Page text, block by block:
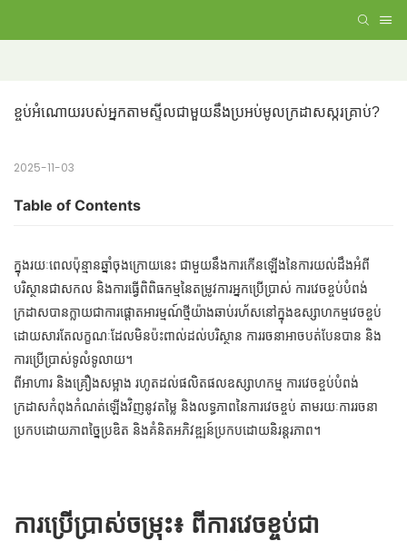
ខ្ចប់អំណោយរបស់អ្នកតាមស្ទីលជាមួយនឹងប្រអប់មូលក្រដាសស្ករគ្រាប់?
2025-11-03
Table of Contents
ក្នុងរយៈពេលប៉ុន្មានឆ្នាំចុងក្រោយនេះ ជាមួយនឹងការកើនឡើងនៃការយល់ដឹងអំពី
បរិស្ថានជាសកល និងការធ្វើពិពិធកម្មនៃតម្រូវការអ្នកប្រើប្រាស់ ការវេចខ្ចប់បំពង់
ក្រដាសបានក្លាយជាការផ្តោតអារម្មណ៍ថ្មីយ៉ាងឆាប់រហ័សនៅក្នុងឧស្សាហកម្មវេចខ្ចប់
ដោយសារតែលក្ខណៈដែលមិនប៉ះពាល់ដល់បរិស្ថាន ការរចនាអាចបត់បែនបាន និង
ការប្រើប្រាស់ទូលំទូលាយ។
ពីអាហារ និងគ្រឿងសម្អាង រហូតដល់ផលិតផលឧស្សាហកម្ម ការវេចខ្ចប់បំពង់
ក្រដាសកំពុងកំណត់ឡើងវិញនូវតម្លៃ និងលទ្ធភាពនៃការវេចខ្ចប់ តាមរយៈការរចនា
ប្រកបដោយភាពច្នៃប្រឌិត និងគំនិតអភិវឌ្ឍន៍ប្រកបដោយនិរន្តរភាព។
ការប្រើប្រាស់ចម្រុះ៖ ពីការវេចខ្ចប់ជា